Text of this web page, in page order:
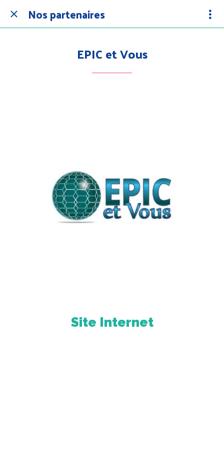
Nos partenaires
EPIC et Vous
Site Internet